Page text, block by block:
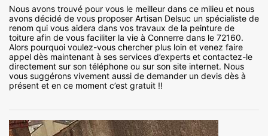
Nous avons trouvé pour vous le meilleur dans ce milieu et nous
avons décidé de vous proposer Artisan Delsuc un spécialiste de
renom qui vous aidera dans vos travaux de la peinture de
toiture afin de vous faciliter la vie à Connerre dans le 72160.
Alors pourquoi voulez-vous chercher plus loin et venez faire
appel dès maintenant à ses services d’experts et contactez-le
directement sur son téléphone ou sur son site internet. Nous
vous suggérons vivement aussi de demander un devis dès à
présent et en ce moment c’est gratuit !!